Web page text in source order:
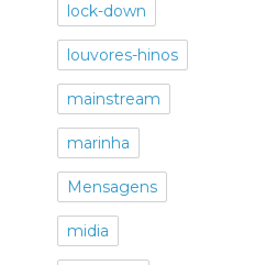
lock-down
louvores-hinos
mainstream
marinha
Mensagens
midia